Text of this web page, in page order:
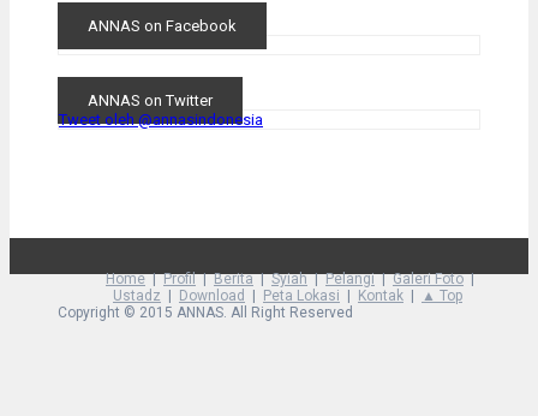
ANNAS on Facebook
ANNAS on Twitter
Tweet oleh @annasindonesia
Home Profil Berita Syiah Pelangi
Galeri Foto
Ustadz
Download Peta Lokasi Kontak
▲ Top
Copyright © 2015 ANNAS. All Right Reserved